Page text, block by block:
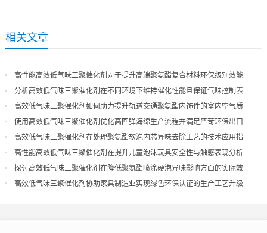
相关文章
高性能高效低气味三聚催化剂对于提升高端聚氨酯复合材料环保级别效能
分析高效低气味三聚催化剂在不同环境下维持催化性能且保证气味控制表
现
高效低气味三聚催化剂如何助力提升轨道交通聚氨酯内饰件的室内空气质
量
使用高效低气味三聚催化剂优化高回弹海绵生产流程并满足严苛环保出口
高效低气味三聚催化剂在处理聚氨酯软泡内芯异味去除工艺的技术应用指
导
高性能高效低气味三聚催化剂在提升儿童泡沫玩具安全性与触感表现分析
探讨高效低气味三聚催化剂在降低聚氨酯喷涂硬泡异味影响方面的实际效
果
高效低气味三聚催化剂协助家具制造业实现绿色环保认证的生产工艺升级